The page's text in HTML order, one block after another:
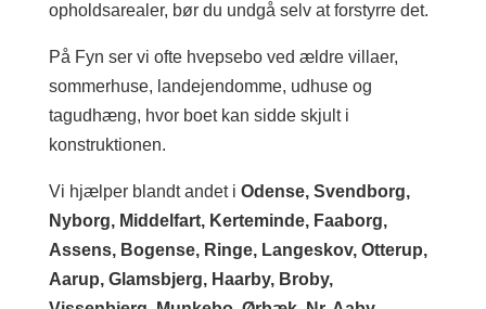
opholdsarealer, bør du undgå selv at forstyrre det.
På Fyn ser vi ofte hvepsebo ved ældre villaer,
sommerhuse, landejendomme, udhuse og
tagudhæng, hvor boet kan sidde skjult i
konstruktionen.
Vi hjælper blandt andet i Odense, Svendborg,
Nyborg, Middelfart, Kerteminde, Faaborg,
Assens, Bogense, Ringe, Langeskov, Otterup,
Aarup, Glamsbjerg, Haarby, Broby,